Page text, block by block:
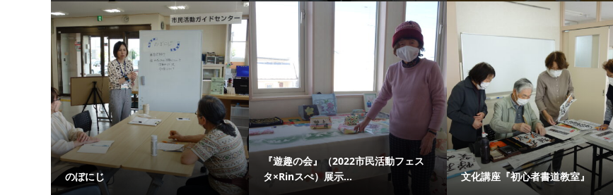
のぼにじ
『遊趣の会』（2022市民活動フェス
タ×Rinスぺ）展示...
文化講座『初心者書道教室』